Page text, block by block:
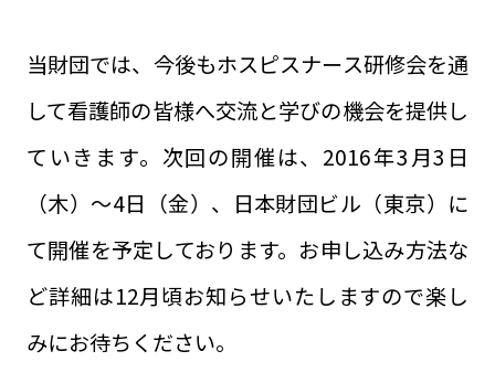
当財団では、今後もホスピスナース研修会を通
して看護師の皆様へ交流と学びの機会を提供し
ていきます。次回の開催は、2016年3月3日
（木）～4日（金）、日本財団ビル（東京）に
て開催を予定しております。お申し込み方法な
ど詳細は12月頃お知らせいたしますので楽し
みにお待ちください。